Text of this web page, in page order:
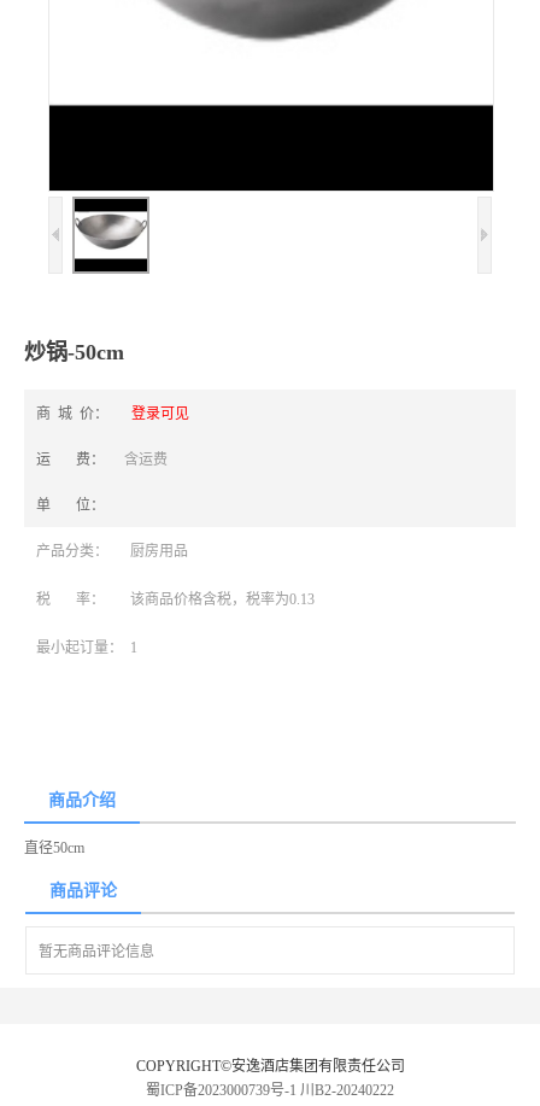
炒锅-50cm
商 城 价： 登录可见
运 费： 含运费
单 位：
产品分类： 厨房用品
税 率： 该商品价格含税，税率为0.13
最小起订量： 1
商品介绍
直径50cm
商品评论
暂无商品评论信息
COPYRIGHT©安逸酒店集团有限责任公司
蜀ICP备2023000739号-1 川B2-20240222